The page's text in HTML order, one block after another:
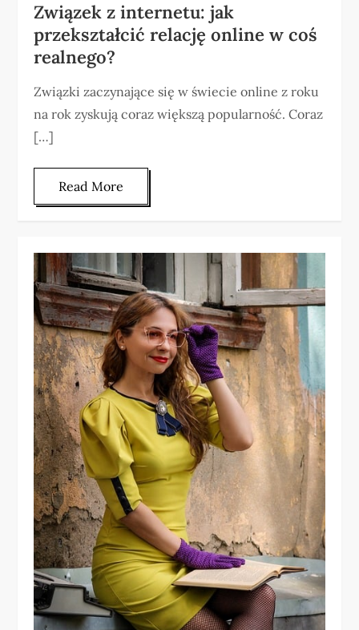
Związek z internetu: jak
przekształcić relację online w coś
realnego?
Związki zaczynające się w świecie online z roku
na rok zyskują coraz większą popularność. Coraz
[…]
Read More